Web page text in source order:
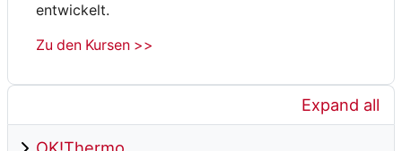
entwickelt.
Zu den Kursen >>
Expand all